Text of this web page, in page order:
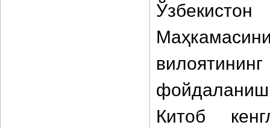
фойдаланиш
Китоб